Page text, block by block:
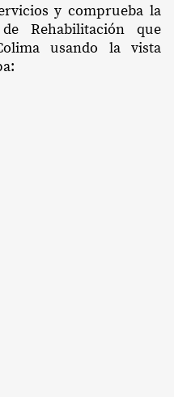
y comprueba la
Rehabilitación que
usando la vista